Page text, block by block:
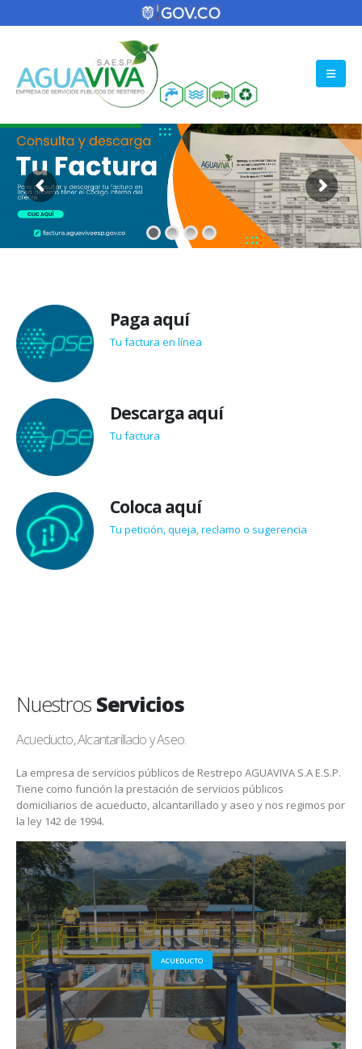
Paga aquí
Tu factura en línea
Descarga aquí
Tu factura
Coloca aquí
Tu petición, queja, reclamo o sugerencia
Nuestros Servicios
Acueducto, Alcantarillado y Aseo.
La empresa de servicios públicos de Restrepo AGUAVIVA S.A E.S.P.
Tiene como función la prestación de servicios públicos
domiciliarios de acueducto, alcantarillado y aseo y nos regimos por
la ley 142 de 1994.
ACUEDUCTO